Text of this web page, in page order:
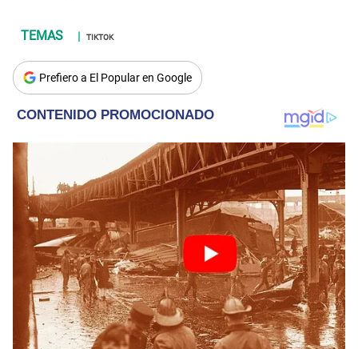
TIKTOK
Prefiero a El Popular en Google